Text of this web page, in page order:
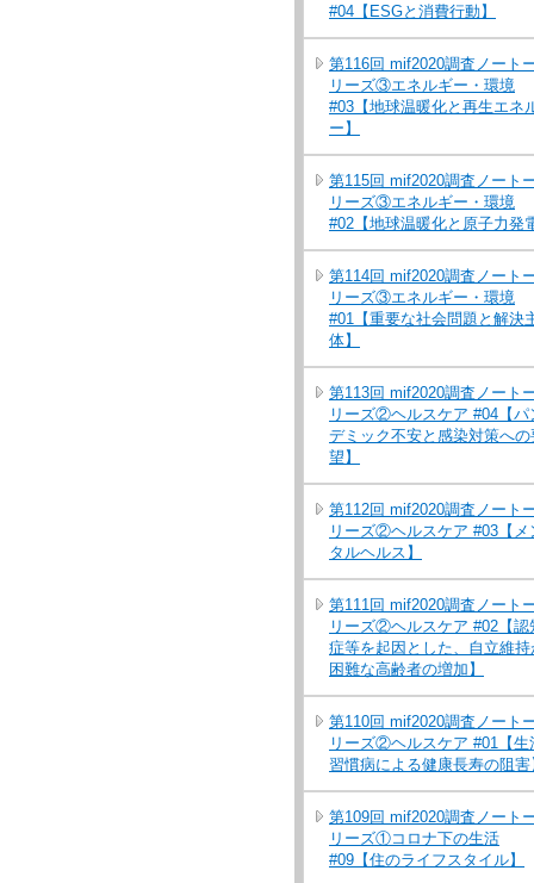
#04【ESGと消費行動】
第116回 mif2020調査ノート
リーズ③エネルギー・環境
#03【地球温暖化と再生エネ
ー】
第115回 mif2020調査ノート
リーズ③エネルギー・環境
#02【地球温暖化と原子力発
第114回 mif2020調査ノート
リーズ③エネルギー・環境
#01【重要な社会問題と解決
体】
第113回 mif2020調査ノート
リーズ②ヘルスケア #04【パ
デミック不安と感染対策への
望】
第112回 mif2020調査ノート
リーズ②ヘルスケア #03【メ
タルヘルス】
第111回 mif2020調査ノート
リーズ②ヘルスケア #02【認
症等を起因とした、自立維持
困難な高齢者の増加】
第110回 mif2020調査ノート
リーズ②ヘルスケア #01【生
習慣病による健康長寿の阻害
第109回 mif2020調査ノート
リーズ①コロナ下の生活
#09【住のライフスタイル】